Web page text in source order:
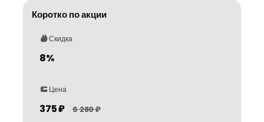
Коротко по акции
Скидка
8%
Цена
375 ₽ 6 280 ₽